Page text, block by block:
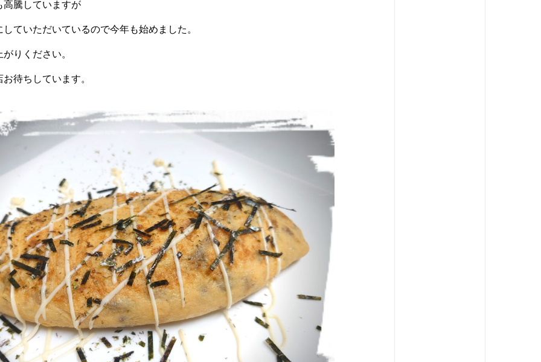
高騰していますが
ていただいているので今年も始めました。
りください。
待ちしています。